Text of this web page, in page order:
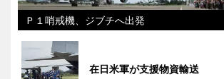
Ｐ１哨戒機、ジブチへ出発
在日米軍が支援物資輸送